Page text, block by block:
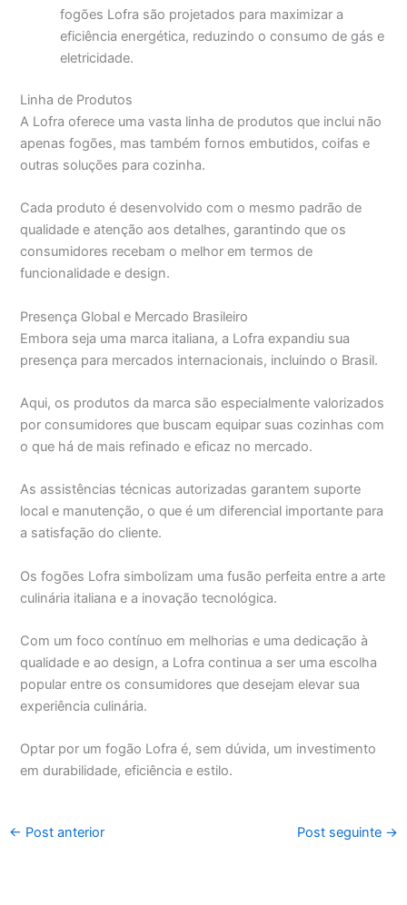
fogões Lofra são projetados para maximizar a
eficiência energética, reduzindo o consumo de gás e
eletricidade.
Linha de Produtos
A Lofra oferece uma vasta linha de produtos que inclui não
apenas fogões, mas também fornos embutidos, coifas e
outras soluções para cozinha.
Cada produto é desenvolvido com o mesmo padrão de
qualidade e atenção aos detalhes, garantindo que os
consumidores recebam o melhor em termos de
funcionalidade e design.
Presença Global e Mercado Brasileiro
Embora seja uma marca italiana, a Lofra expandiu sua
presença para mercados internacionais, incluindo o Brasil.
Aqui, os produtos da marca são especialmente valorizados
por consumidores que buscam equipar suas cozinhas com
o que há de mais refinado e eficaz no mercado.
As assistências técnicas autorizadas garantem suporte
local e manutenção, o que é um diferencial importante para
a satisfação do cliente.
Os fogões Lofra simbolizam uma fusão perfeita entre a arte
culinária italiana e a inovação tecnológica.
Com um foco contínuo em melhorias e uma dedicação à
qualidade e ao design, a Lofra continua a ser uma escolha
popular entre os consumidores que desejam elevar sua
experiência culinária.
Optar por um fogão Lofra é, sem dúvida, um investimento
em durabilidade, eficiência e estilo.
← Post anterior Post seguinte →